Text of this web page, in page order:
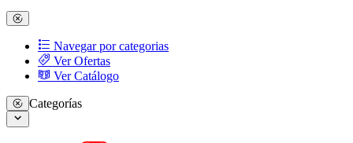
Navegar por categorias
Ver Ofertas
Ver Catálogo
Categorías